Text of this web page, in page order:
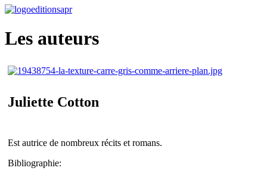
Les auteurs
Juliette Cotton
Est autrice de nombreux récits et romans.
Bibliographie: